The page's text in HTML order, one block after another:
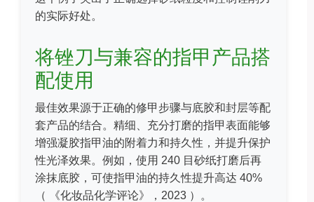
的实际好处。
将锉刀与兼容的指甲产品搭
配使用
最佳效果源于正确的修甲步骤与底胶和封层等配
套产品的结合。精细、充分打磨的指甲表面能够
增强凝胶指甲油的附着力和持久性，并提升保护
性光泽效果。例如，使用 240 目砂纸打磨后再
涂抹底胶，可使指甲油的持久性提升高达 40%
（
《化妆品化学评论》，2023 ）。